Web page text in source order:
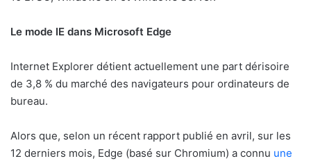
Le mode IE dans Microsoft Edge
Internet Explorer détient actuellement une part dérisoire
de 3,8 % du marché des navigateurs pour ordinateurs de
bureau.
Alors que, selon un récent rapport publié en avril, sur les
12 derniers mois, Edge (basé sur Chromium) a connu une